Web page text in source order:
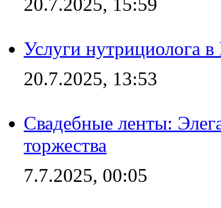
Услуги нутрициолога
20.7.2025, 13:53
Свадебные ленты:
торжества
7.7.2025, 00:05